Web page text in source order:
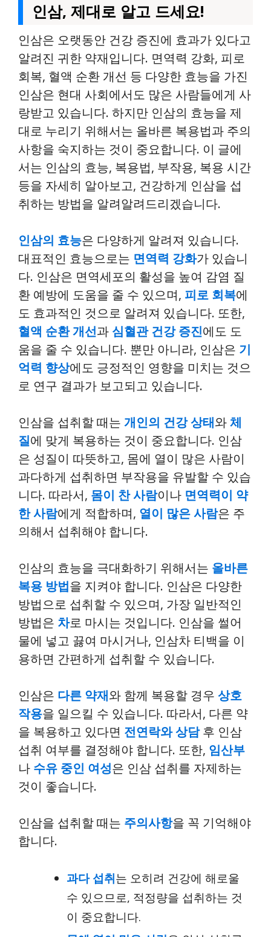
인삼, 제대로 알고 드세요!
인삼은 오랫동안 건강 증진에 효과가 있다고
알려진 귀한 약재입니다. 면역력 강화, 피로
회복, 혈액 순환 개선 등 다양한 효능을 가진
인삼은 현대 사회에서도 많은 사람들에게 사
랑받고 있습니다. 하지만 인삼의 효능을 제
대로 누리기 위해서는 올바른 복용법과 주의
사항을 숙지하는 것이 중요합니다. 이 글에
서는 인삼의 효능, 복용법, 부작용, 복용 시간
등을 자세히 알아보고, 건강하게 인삼을 섭
취하는 방법을 알려알려드리겠습니다.
인삼의 효능은 다양하게 알려져 있습니다.
대표적인 효능으로는 면역력 강화가 있습니
다. 인삼은 면역세포의 활성을 높여 감염 질
환 예방에 도움을 줄 수 있으며, 피로 회복에
도 효과적인 것으로 알려져 있습니다. 또한,
혈액 순환 개선과 심혈관 건강 증진에도 도
움을 줄 수 있습니다. 뿐만 아니라, 인삼은 기
억력 향상에도 긍정적인 영향을 미치는 것으
로 연구 결과가 보고되고 있습니다.
인삼을 섭취할 때는 개인의 건강 상태와체
질에 맞게 복용하는 것이 중요합니다. 인삼
은 성질이 따뜻하고, 몸에 열이 많은 사람이
과다하게 섭취하면 부작용을 유발할 수 있습
니다. 따라서, 몸이 찬 사람이나 면역력이 약
한 사람에게 적합하며, 열이 많은 사람은 주
의해서 섭취해야 합니다.
인삼의 효능을 극대화하기 위해서는 올바른
복용 방법을 지켜야 합니다. 인삼은 다양한
방법으로 섭취할 수 있으며, 가장 일반적인
방법은 차로 마시는 것입니다. 인삼을 썰어
물에 넣고 끓여 마시거나, 인삼차 티백을 이
용하면 간편하게 섭취할 수 있습니다.
인삼은 다른 약재와 함께 복용할 경우 상호
작용을 일으킬 수 있습니다. 따라서, 다른 약
을 복용하고 있다면 전연락와 상담후 인삼
섭취 여부를 결정해야 합니다. 또한, 임산부
나 수유 중인 여성은 인삼 섭취를 자제하는
것이 좋습니다.
인삼을 섭취할 때는 주의사항을 꼭 기억해야
합니다.
과다 섭취는 오히려 건강에 해로울
수 있으므로, 적정량을 섭취하는 것
이 중요합니다.